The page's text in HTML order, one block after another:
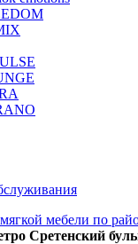
мебели по
Сретенский